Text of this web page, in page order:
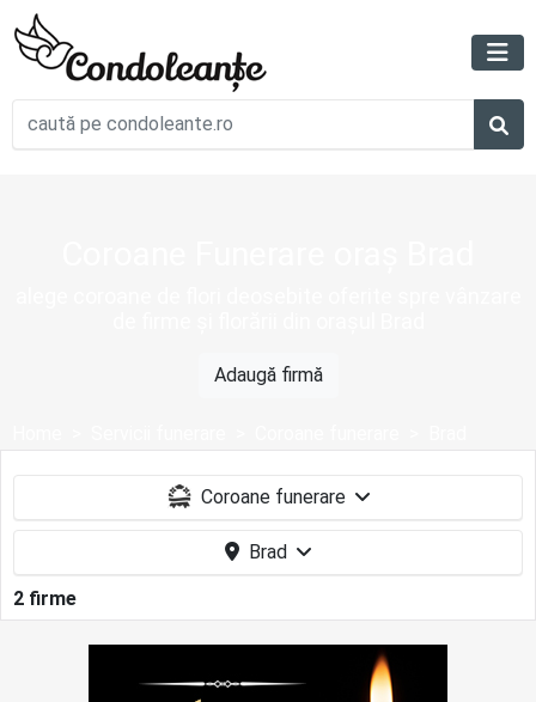
Adaugă firmă
2 firme